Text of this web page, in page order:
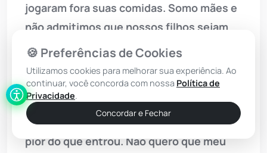
jogaram fora suas comidas. Somo mães e
não admitimos que nossos filhos sejam
tratados abaixo de cachorros. Sou
consciente de que meu filho cometeu
erros e precisa pagar pelos mesmos
perante a lei e a sociedade, mas eu quero
que ele saia da cadeia recuperado e não
pior do que entrou. Não quero que meu
🍪 Preferências de Cookies
Utilizamos cookies para melhorar sua experiência. Ao
continuar, você concorda com nossa Política de
Privacidade.
Concordar e Fechar